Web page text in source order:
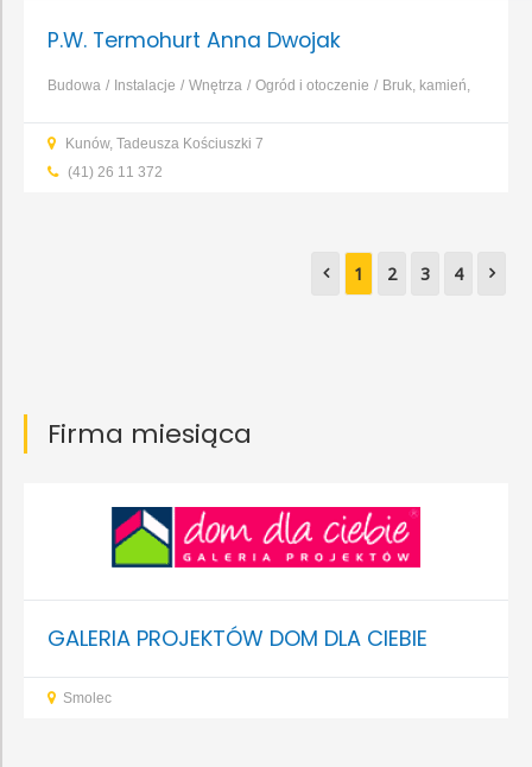
P.W. Termohurt Anna Dwojak
Budowa Instalacje Wnętrza Ogród i otoczenie
Bruk, kamień,
ocieplenie
Fundamenty, prace ziemne, wykopy
Kunów, Tadeusza Kościuszki 7
(41) 26 11 372
1 2 3 4
Firma miesiąca
GALERIA PROJEKTÓW DOM DLA CIEBIE
Smolec